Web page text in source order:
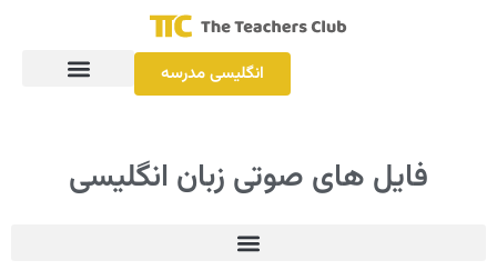
انگلیسی مدرسه
فایل های صوتی زبان انگلیسی